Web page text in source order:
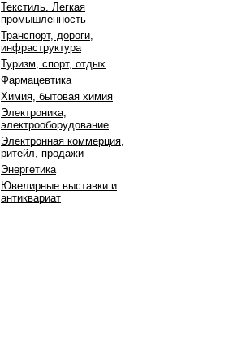
Текстиль. Легкая
промышленность
Транспорт, дороги,
инфраструктура
Туризм, спорт, отдых
Фармацевтика
Химия, бытовая химия
Электроника,
электрооборудование
Электронная коммерция,
ритейл, продажи
Энергетика
Ювелирные выставки и
антиквариат